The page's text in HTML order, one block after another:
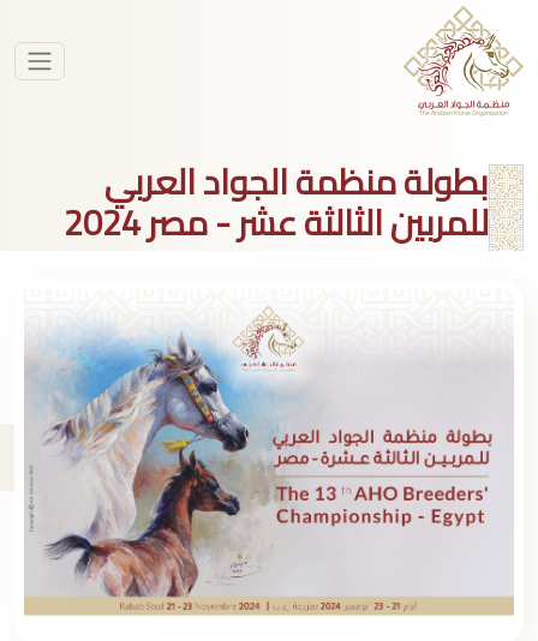
بطولة منظمة الجواد العربي
للمربين الثالثة عشر - مصر 2024